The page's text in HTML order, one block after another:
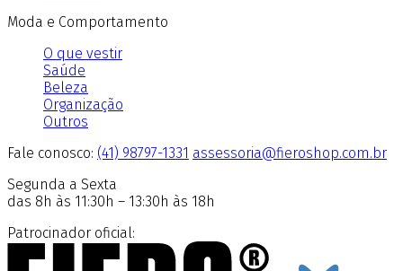
Moda e Comportamento
O que vestir
Saúde
Beleza
Organização
Outros
Fale conosco: (41) 98797-1331 assessoria@fieroshop.com.br
Segunda a Sexta
das 8h às 11:30h – 13:30h às 18h
Patrocinador oficial: